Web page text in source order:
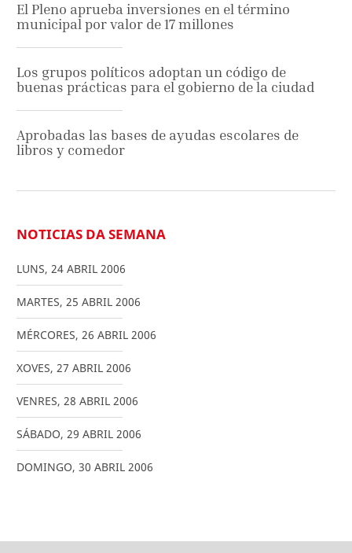
El Pleno aprueba inversiones en el término
municipal por valor de 17 millones
Los grupos políticos adoptan un código de
buenas prácticas para el gobierno de la ciudad
Aprobadas las bases de ayudas escolares de
libros y comedor
NOTICIAS DA SEMANA
LUNS, 24 ABRIL 2006
MARTES, 25 ABRIL 2006
MÉRCORES, 26 ABRIL 2006
XOVES, 27 ABRIL 2006
VENRES, 28 ABRIL 2006
SÁBADO, 29 ABRIL 2006
DOMINGO, 30 ABRIL 2006